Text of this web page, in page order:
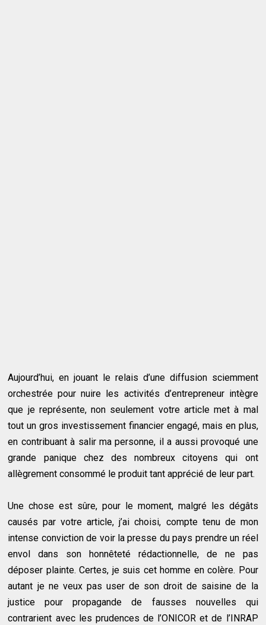
Aujourd’hui, en jouant le relais d’une diffusion sciemment
orchestrée pour nuire les activités d’entrepreneur intègre
que je représente, non seulement votre article met à mal
tout un gros investissement financier engagé, mais en plus,
en contribuant à salir ma personne, il a aussi provoqué une
grande panique chez des nombreux citoyens qui ont
allègrement consommé le produit tant apprécié de leur part.
Une chose est sûre, pour le moment, malgré les dégâts
causés par votre article, j’ai choisi, compte tenu de mon
intense conviction de voir la presse du pays prendre un réel
envol dans son honnêteté rédactionnelle, de ne pas
déposer plainte. Certes, je suis cet homme en colère. Pour
autant je ne veux pas user de son droit de saisine de la
justice pour propagande de fausses nouvelles qui
contrarient avec les prudences de l’ONICOR et de l’INRAP